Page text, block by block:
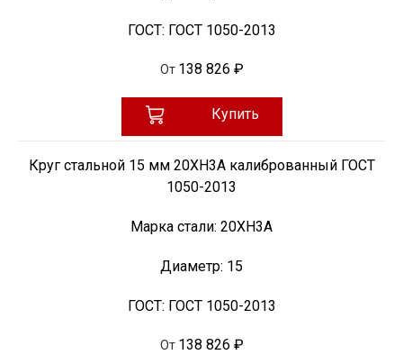
ГОСТ: ГОСТ 1050-2013
От 138 826 ₽
Купить
Круг стальной 15 мм 20ХН3А калиброванный ГОСТ
1050-2013
Марка стали: 20ХН3А
Диаметр: 15
ГОСТ: ГОСТ 1050-2013
От 138 826 ₽